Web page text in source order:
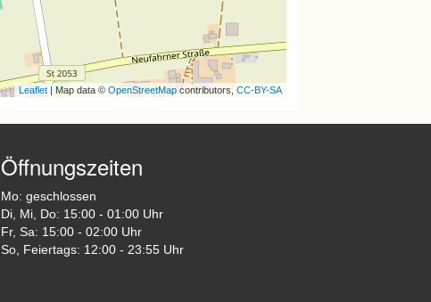
Leaflet | Map data © OpenStreetMapcontributors, CC-BY-SA
Öffnungszeiten
Mo: geschlossen
Di, Mi, Do: 15:00 - 01:00 Uhr
Fr, Sa: 15:00 - 02:00 Uhr
So, Feiertags: 12:00 - 23:55 Uhr